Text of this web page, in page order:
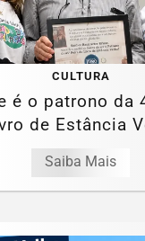
CULTURA
é o patrono da
de Estância
Saiba Mais